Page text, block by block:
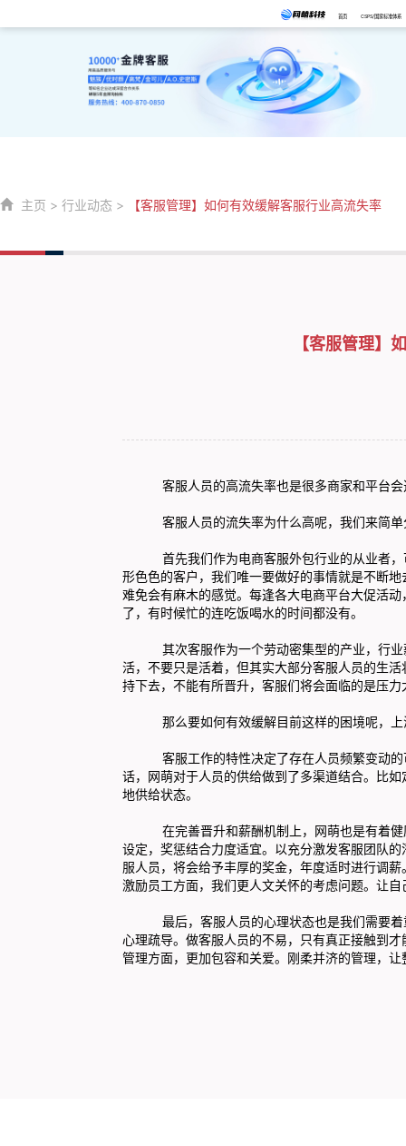
首页 CSPS/国家标准体系
主页 > 行业动态 > 【客服管理】如何有效缓解客服行业高流失率
【客服管理】
客服人员的高流失率也是很多商家和平台会
客服人员的流失率为什么高呢，我们来简
首先我们作为电商客服外包行业的从业者，可
形色色的客户，我们唯一要做好的事情就是不断
难免会有麻木的感觉。每逢各大电商平台大促活
了，有时候忙的连吃饭喝水的时间都没有。
其次客服作为一个劳动密集型的产业，行业薪
活，不要只是活着，但其实大部分客服人员的生
持下去，不能有所晋升，客服们将会面临的是压
那么要如何有效缓解目前这样的困境呢，
客服工作的特性决定了存在人员频繁变动的
话，网萌对于人员的供给做到了多渠道结合。比
地供给状态。
在完善晋升和薪酬机制上，网萌也是有着健康
设定，奖惩结合力度适宜。以充分激发客服团队
服人员，将会给予丰厚的奖金，年度适时进行调
激励员工方面，我们更人文关怀的考虑问题。让
最后，客服人员的心理状态也是我们需要着重
心理疏导。做客服人员的不易，只有真正接触到
管理方面，更加包容和关爱。刚柔并济的管理，